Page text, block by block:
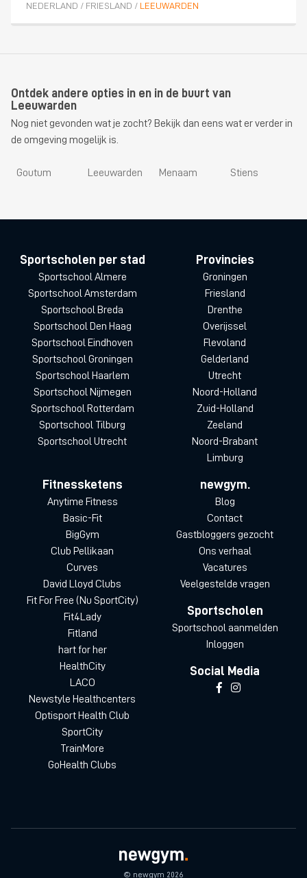
NEDERLAND / FRIESLAND / LEEUWARDEN
Ontdek andere opties in en in de buurt van
Leeuwarden
Nog niet gevonden wat je zocht? Bekijk dan eens wat er verder in
de omgeving mogelijk is.
Goutum Leeuwarden Menaam Stiens
Sportscholen per stad
Sportschool Almere
Sportschool Amsterdam
Sportschool Breda
Sportschool Den Haag
Sportschool Eindhoven
Sportschool Groningen
Sportschool Haarlem
Sportschool Nijmegen
Sportschool Rotterdam
Sportschool Tilburg
Sportschool Utrecht
Provincies
Groningen
Friesland
Drenthe
Overijssel
Flevoland
Gelderland
Utrecht
Noord-Holland
Zuid-Holland
Zeeland
Noord-Brabant
Limburg
Fitnessketens
Anytime Fitness
Basic-Fit
BigGym
Club Pellikaan
Curves
David Lloyd Clubs
Fit For Free (Nu SportCity)
Fit4Lady
Fitland
hart for her
HealthCity
LACO
Newstyle Healthcenters
Optisport Health Club
SportCity
TrainMore
GoHealth Clubs
newgym.
Blog
Contact
Gastbloggers gezocht
Ons verhaal
Vacatures
Veelgestelde vragen
Sportscholen
Sportschool aanmelden
Inloggen
Social Media
© newgym 2026